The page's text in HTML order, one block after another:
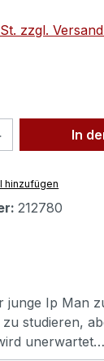
zzgl.
Gib
In
hinzufügen
212780
junge Ip Man
studieren,
unerwartet…